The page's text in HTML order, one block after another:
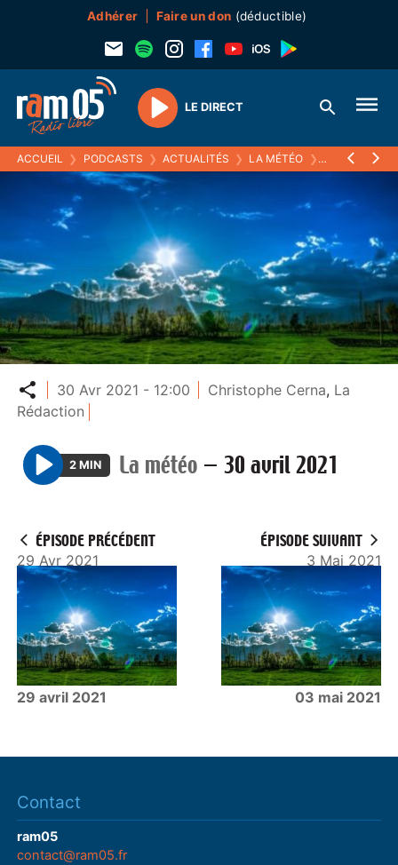
Adhérer Faire un don (déductible)
Play
LE DIRECT
ACCUEIL ❯ PODCASTS ❯ ACTUALITÉS ❯ LA MÉTÉO ❯ 30 AVRIL 2021
Partager
30 Avr 2021 - 12:00 Christophe Cerna, La
Rédaction
P
y
2 MIN La météo — 30 avril 2021
ÉPISODE PRÉCÉDENT
29 Avr 2021
29 avril 2021
ÉPISODE SUIVANT
3 Mai 2021
03 mai 2021
Contact
ram05
contact@ram05.fr